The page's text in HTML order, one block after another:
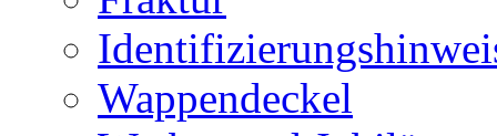
Wappendeckel